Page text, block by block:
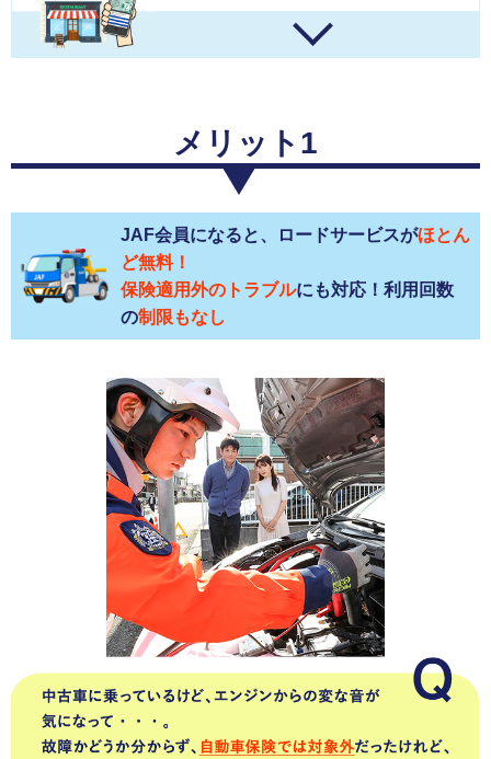
メリット1
JAF会員になると、ロードサービスがほとん
ど無料！
保険適用外のトラブルにも対応！利用回数
の制限もなし